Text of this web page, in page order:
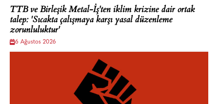
TTB ve Birleşik Metal-İş'ten iklim krizine dair ortak
talep: 'Sıcakta çalışmaya karşı yasal düzenleme
zorunluluktur'
6 Ağustos 2026